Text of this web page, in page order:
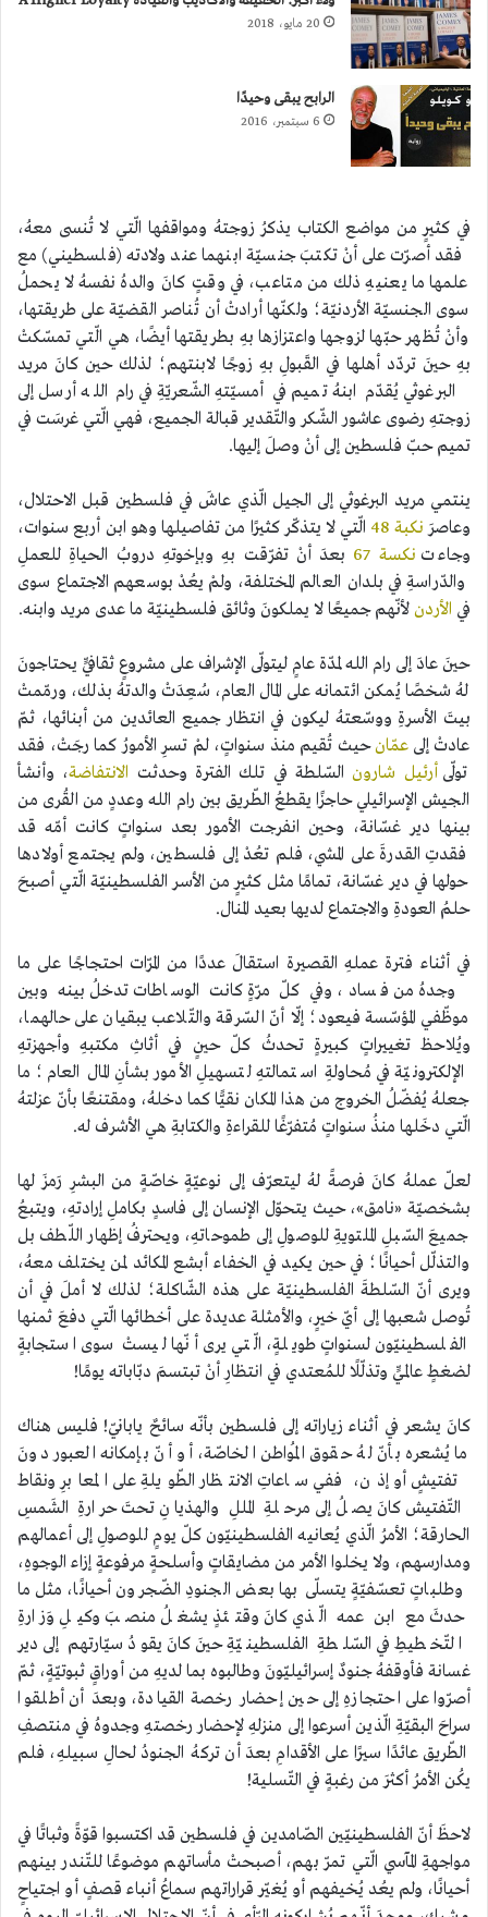
20 مايو، 2018
الرابح يبقى وحيدًا
6 سبتمبر، 2016
في كثيرٍ من مواضع الكتاب يذكرُ زوجتهُ ومواقفها الّتي لا تُنسى معهُ،
فقد أصرّت على أنْ تكتبَ جنسيّة ابنهما عند ولادته (فلسطيني) مع
علمها ما يعنيهِ ذلك من متاعب، في وقتٍ كانَ والدهُ نفسهُ لا يحملُ
سوى الجنسيّة الأردنيّة؛ ولكنّها أرادتْ أن تُناصر القضيّة على طريقتها،
وأنْ تُظهر حبّها لزوجها واعتزازها بهِ بطريقتها أيضًا، هي الّتي تمسّكتْ
بهِ حينَ تردّد أهلها في القَبولِ بهِ زوجًا لابنتهم؛ لذلك حين كانَ مريد
البرغوثي يُقدّم ابنهُ تميم في أمسيّتهِ الشّعريّةِ في رام الله أرسل إلى
زوجتهِ رضوى عاشور الشّكر والتّقدير قبالة الجميع، فهي الّتي غرسَت في
تميم حبّ فلسطين إلى أنْ وصلَ إليها.
ينتمي مريد البرغوثي إلى الجيل الّذي عاشَ في فلسطين قبل الاحتلال،
وعاصرَ نكبة 48
الّتي لا يتذكّر كثيرًا من تفاصيلها وهو ابن أربع سنوات،
وجاءت نكسة 67
بعدَ أنْ تفرّقت بهِ وبإخوتهِ دروبُ الحياةِ للعملِ
والدّراسةِ في بلدان العالم المختلفة، ولمْ يعُدْ بوسعهم الاجتماع سوى
في الأردن لأنّهم جميعًا لا يملكونَ وثائق فلسطينيّة ما عدى مريد وابنه.
حينَ عادَ إلى رام الله لمدّة عامٍ ليتولّى الإشراف على مشروعٍ ثقافيٍّ يحتاجونَ
لهُ شخصًا يُمكن ائتمانه على المال العام، سُعِدَتْ والدتهُ بذلك، ورمّمتْ
بيتَ الأسرةِ ووسّعتهُ ليكون في انتظار جميع العائدين من أبنائها، ثمّ
عادتْ إلى عمّان حيث تُقيم منذ سنواتٍ، لمْ تسرِ الأمورُ كما رجَتْ، فقد
تولّى أرئيل شارون السّلطة في تلك الفترة وحدثت الانتفاضة، وأنشأ
الجيش الإسرائيلي حاجزًا يقطعُ الطّريق بين رام الله وعددٍ من القُرى من
بينها دير غسّانة، وحين انفرجت الأمور بعد سنواتٍ كانت أمّه قد
فقدتِ القدرةَ على المشي، فلم تعُدْ إلى فلسطين، ولم يجتمع أولادها
حولها في دير غسّانة، تمامًا مثل كثيرٍ من الأسر الفلسطينيّة الّتي أصبحَ
حلمُ العودةِ والاجتماع لديها بعيد المنال.
في أثناء فترة عملهِ القصيرة استقالَ عددًا من المرّات احتجاجًا على ما
وجدهُ من فساد، وفي كلّ مرّةٍ كانت الوساطات تدخلُ بينه وبين
موظّفي المؤسّسة فيعود؛ إلّا أنّ السّرقة والتّلاعب يبقيان على حالهما،
ويُلاحظ تغييراتٍ كبيرةٍ تحدثُ كلّ حينٍ في أثاثِ مكتبهِ وأجهزتهِ
الإلكترونيّة في مُحاولةِ استمالتهِ لتسهيلِ الأمور بشأنِ المال العام؛ ما
جعلهُ يُفضّلُ الخروج من هذا المكان نقيًّا كما دخلهُ، ومقتنعًا بأنّ عزلتهُ
الّتي دخَلها منذُ سنواتٍ مُتفرّغًا للقراءةِ والكتابةِ هي الأشرف له.
لعلّ عملهُ كانَ فرصةً لهُ ليتعرّف إلى نوعيّةٍ خاصّةٍ من البشرِ رَمزَ لها
بشخصيّة «نامق»، حيث يتحوّل الإنسان إلى فاسدٍ بكاملِ إرادتهِ، ويتبعُ
جميعَ السّبلِ الملتويةِ للوصولِ إلى طموحاتهِ، ويحترفُ إظهار اللّطف بل
والتذلّل أحيانًا؛ في حين يكيد في الخفاء أبشع المكائد لمن يختلف معهُ،
ويرى أنّ السّلطةَ الفلسطينيّة على هذه الشّاكلة؛ لذلك لا أملَ في أن
تُوصل شعبها إلى أيّ خيرٍ، والأمثلة عديدة على أخطائها الّتي دفعَ ثمنها
الفلسطينيّون لسنواتٍ طويلةٍ، الّتي يرى أنّها ليستْ سوى استجابةٍ
لضغطٍ عالميٍّ وتذلّلًا للمُعتدي في انتظارِ أنْ تبتسمَ دبّاباته يومًا!
كانَ يشعر في أثناء زياراته إلى فلسطين بأنّه سائحٌ يابانيّ! فليس هناك
ما يُشعره بأنّ لهُ حقوق المُواطن الخاصّة، أو أنّ بإمكانه العبور دونَ
تفتيشٍ أو إذن، ففي ساعاتِ الانتظار الطّويلةِ على المعابرِ ونقاط
التّفتيش كانَ يصلُ إلى مرحلةِ المللِ والهذيانِ تحتَ حرارةِ الشَمسِ
الحارقة؛ الأمرُ الّذي يُعانيه الفلسطينيّون كلّ يومٍ للوصولِ إلى أعمالهم
ومدارسهم، ولا يخلوا الأمر من مضايقاتٍ وأسلحةٍ مرفوعةٍ إزاء الوجوهِ،
وطلباتٍ تعسّفيّةٍ يتسلّى بها بعض الجنودِ الضّجرون أحيانًا، مثل ما
حدثَ مع ابن عمه الّذي كانَ وقتئذٍ يشغلُ منصبَ وكيلِ وَزارةِ
التّخطيطِ في السّلطةِ الفلسطينيّةِ حينَ كانَ يقودُ سيّارتهم إلى دير
غسانة فأوقفهُ جنودٌ إسرائيليّونَ وطالبوه بما لديهِ من أوراقٍ ثبوتيّةٍ، ثمّ
أصرّوا على احتجازهِ إلى حين إحضار رخصة القيادة، وبعدَ أن أطلقوا
سراحَ البقيّةِ الّذين أسرعوا إلى منزلهِ لإحضار رخصتهِ وجدوهُ في منتصفِ
الطّريق عائدًا سيرًا على الأقدامِ بعدَ أن تركهُ الجنودُ لحالِ سبيلهِ، فلم
يكُن الأمرُ أكثرَ من رغبةٍ في التّسلية!
لاحظَ أنّ الفلسطينيّين الصّامدين في فلسطين قد اكتسبوا قوّةً وثباتًا في
مواجهةِ المآسي الّتي تمرّ بهم، أصبحتْ مأساتهم موضوعًا للتّندر بينهم
أحيانًا، ولم يعُد يُخيفهم أو يُغيّر قراراتهم سماعُ أنباء قصفٍ أو اجتياحٍ